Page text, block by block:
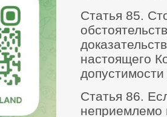
Статья 85.
настоящего
Статья 86.
неприемлемо